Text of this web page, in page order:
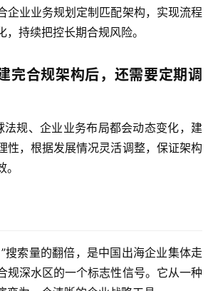
企业业务规划定制匹配架构，实现流程
持续把控长期合规风险。
完合规架构后，还需要定期调
法规、企业业务布局都会动态变化，建
性，根据发展情况灵活调整，保证架构
搜索量的翻倍，是中国出海企业集体走
规深水区的一个标志性信号。它从一种